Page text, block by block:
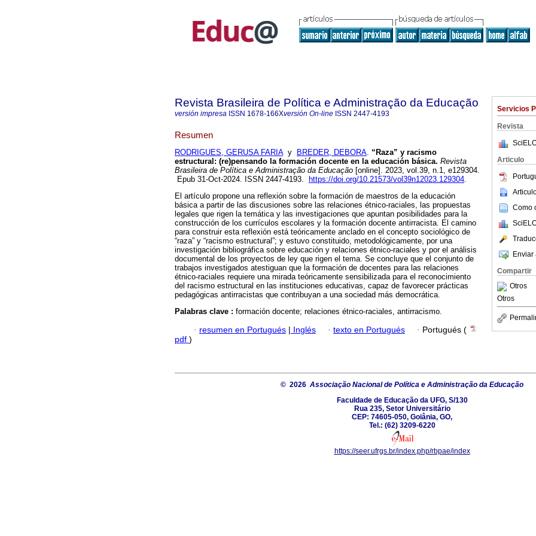
Servicios
Revista
Articulo
Como
Enviar
Compartir
Otros
Otros
Revista Brasileira de Política e Administração da Educação
versión impresa ISSN 1678-166Xversión On-line ISSN 2447-4193
Resumen
RODRIGUES, GERUSA FARIAy BREDER, DEBORA. “Raza” y racismo
estructural: (re)pensando la formación docente en la educación básica. Revista
Brasileira de Política e Administração da Educação [online]. 2023, vol.39, n.1, e129304.
Epub 31-Oct-2024. ISSN 2447-4193.
https://doi.org/10.21573/vol39n12023.129304.
El artículo propone una reflexión sobre la formación de maestros de la educación
básica a partir de las discusiones sobre las relaciones étnico-raciales, las propuestas
legales que rigen la temática y las investigaciones que apuntan posibilidades para la
construcción de los currículos escolares y la formación docente antirracista. El camino
para construir esta reflexión está teóricamente anclado en el concepto sociológico de
“raza” y “racismo estructural”; y estuvo constituido, metodológicamente, por una
investigación bibliográfica sobre educación y relaciones étnico-raciales y por el análisis
documental de los proyectos de ley que rigen el tema. Se concluye que el conjunto de
trabajos investigados atestiguan que la formación de docentes para las relaciones
étnico-raciales requiere una mirada teóricamente sensibilizada para el reconocimiento
del racismo estructural en las instituciones educativas, capaz de favorecer prácticas
pedagógicas antirracistas que contribuyan a una sociedad más democrática.
Palabras clave : formación docente; relaciones étnico-raciales, antirracismo.
· resumen en Portugués | Inglés · texto en Portugués · Portugués (
pdf )
© 2026 Associação Nacional de Política e Administração da Educação
Faculdade de Educação da UFG, S/130
Rua 235, Setor Universitário
CEP: 74605-050, Goiânia, GO,
Tel.: (62) 3209-6220
https://seer.ufrgs.br/index.php/rbpae/index